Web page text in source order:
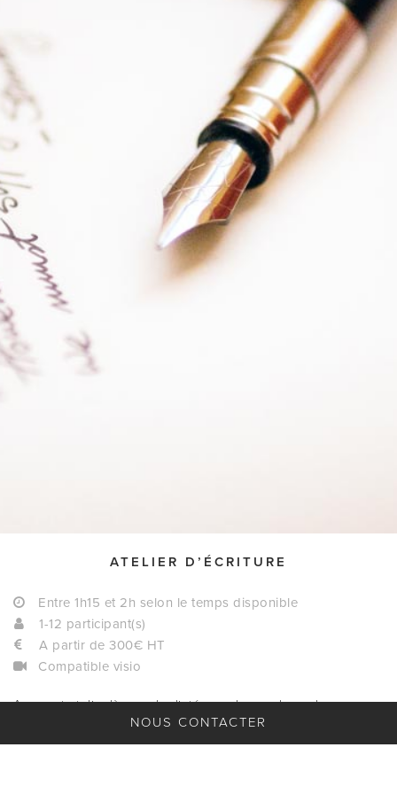
ATELIER D’ÉCRITURE
Entre 1h15 et 2h selon le temps disponible
1-12 participant(s)
A partir de 300€ HT
Compatible visio
Avec cet atelier-là, pas de dictée ou de morale sur la
grammaire : l'objectif est de débloquer votre créativité par le
biais de l'écriture ! A dieu la phobie de la page blanche et
NOUS CONTACTER